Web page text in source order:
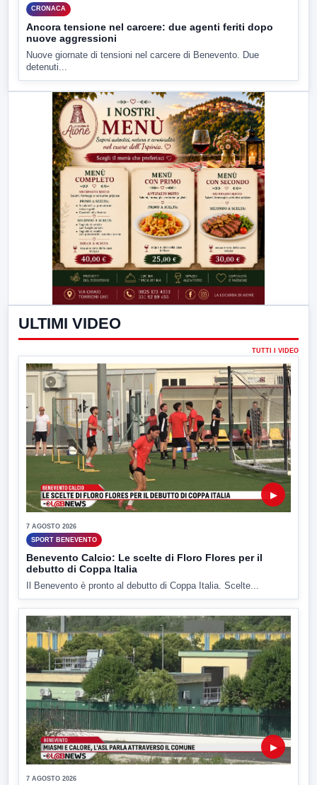
CRONACA
Ancora tensione nel carcere: due agenti feriti dopo
nuove aggressioni
Nuove giornate di tensioni nel carcere di Benevento. Due
detenuti...
ULTIMI VIDEO
TUTTI I VIDEO
▶
7 AGOSTO 2026
SPORT BENEVENTO
Benevento Calcio: Le scelte di Floro Flores per il
debutto di Coppa Italia
Il Benevento è pronto al debutto di Coppa Italia. Scelte...
▶
7 AGOSTO 2026